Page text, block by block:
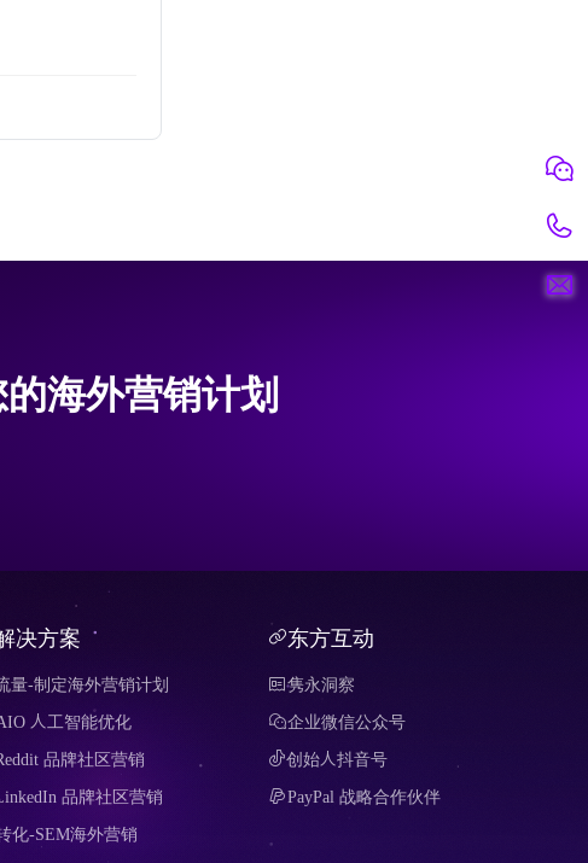
海外营销计划
决方案
量-制定海外营销计划
人工智能优化
品牌社区营销
品牌社区营销
化-SEM海外营销
东方互动
隽永洞察
企业微信公众号
创始人抖音号
PayPal 战略合作伙伴